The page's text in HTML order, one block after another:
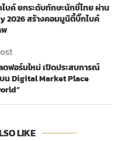
บค์ ยกระดับทักษะนักขี่ไทย ผ่าน
2026 สร้างคอมมูนิตี้บิ๊กไบค์
ฟอร์มใหม่ เปิดประสบการณ์
น Digital Market Place
LIKE